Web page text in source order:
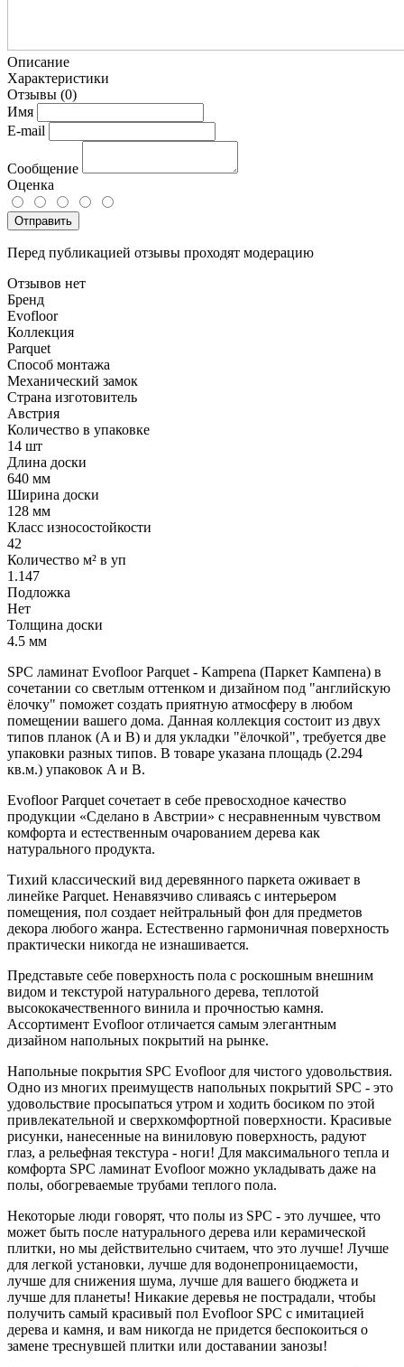
Описание
Характеристики
Отзывы (0)
Имя
E-mail
Сообщение
Оценка
Отправить
Перед публикацией отзывы проходят модерацию
Отзывов нет
Бренд
Evofloor
Коллекция
Parquet
Способ монтажа
Механический замок
Страна изготовитель
Австрия
Количество в упаковке
14 шт
Длина доски
640 мм
Ширина доски
128 мм
Класс износостойкости
42
Количество м² в уп
1.147
Подложка
Нет
Толщина доски
4.5 мм
SPC ламинат Evofloor Parquet - Kampena (Паркет Кампена) в
сочетании со светлым оттенком и дизайном под "английскую
ёлочку" поможет создать приятную атмосферу в любом
помещении вашего дома. Данная коллекция состоит из двух
типов планок (A и B) и для укладки "ёлочкой", требуется две
упаковки разных типов. В товаре указана площадь (2.294
кв.м.) упаковок A и B.
Evofloor Parquet сочетает в себе превосходное качество
продукции «Сделано в Австрии» с несравненным чувством
комфорта и естественным очарованием дерева как
натурального продукта.
Тихий классический вид деревянного паркета оживает в
линейке Parquet. Ненавязчиво сливаясь с интерьером
помещения, пол создает нейтральный фон для предметов
декора любого жанра. Естественно гармоничная поверхность
практически никогда не изнашивается.
Представьте себе поверхность пола с роскошным внешним
видом и текстурой натурального дерева, теплотой
высококачественного винила и прочностью камня.
Ассортимент Evofloor отличается самым элегантным
дизайном напольных покрытий на рынке.
Напольные покрытия SPC Evofloor для чистого удовольствия.
Одно из многих преимуществ напольных покрытий SPC - это
удовольствие просыпаться утром и ходить босиком по этой
привлекательной и сверхкомфортной поверхности. Красивые
рисунки, нанесенные на виниловую поверхность, радуют
глаз, а рельефная текстура - ноги! Для максимального тепла и
комфорта SPC ламинат Evofloor можно укладывать даже на
полы, обогреваемые трубами теплого пола.
Некоторые люди говорят, что полы из SPC - это лучшее, что
может быть после натурального дерева или керамической
плитки, но мы действительно считаем, что это лучше! Лучше
для легкой установки, лучше для водонепроницаемости,
лучше для снижения шума, лучше для вашего бюджета и
лучше для планеты! Никакие деревья не пострадали, чтобы
получить самый красивый пол Evofloor SPC с имитацией
дерева и камня, и вам никогда не придется беспокоиться о
замене треснувшей плитки или доставании занозы!